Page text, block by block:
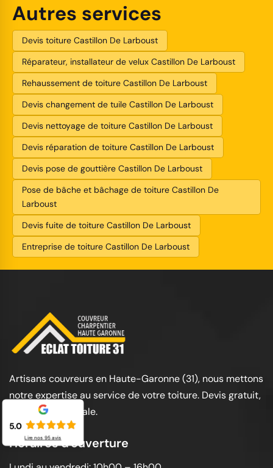
Autres services
Devis toiture Castillon De Larboust
Réparateur, installateur de velux Castillon De Larboust
Rehaussement de toiture Castillon De Larboust
Devis changement de tuile Castillon De Larboust
Devis nettoyage de toiture Castillon De Larboust
Devis réparation de toiture Castillon De Larboust
Devis pose de gouttière Castillon De Larboust
Pose de bâche et bâchage de toiture Castillon De
Larboust
Devis fuite de toiture Castillon De Larboust
Entreprise de toiture Castillon De Larboust
Artisans couvreurs en Haute-Garonne (31), nous mettons
notre expertise au service de votre toiture. Devis gratuit,
garantie décennale.
Horaires d'ouverture
5.0
Lire nos 95avis